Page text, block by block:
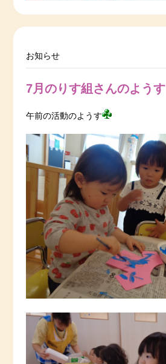
お知らせ
7月のりす組さんのようす
午前の活動のようす